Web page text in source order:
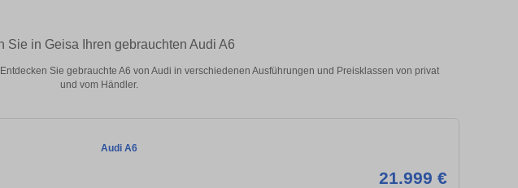
Sie in Geisa Ihren gebrauchten Audi A6
Sie gebrauchte A6 von Audi in verschiedenen Ausführungen und Preisklassen von privat
und vom Händler.
Audi A6
21.999 €